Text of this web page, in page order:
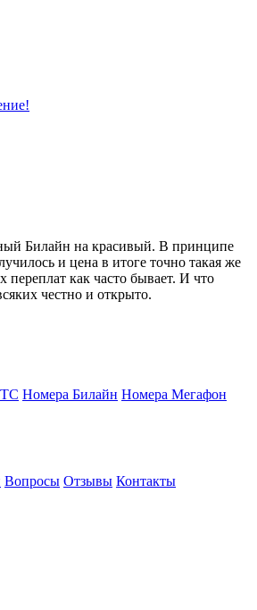
Билайн на красивый. В принципе
и цена в итоге точно такая же
переплат как часто бывает. И что
честно и открыто.
Номера Билайн Номера Мегафон
Вопросы Отзывы Контакты